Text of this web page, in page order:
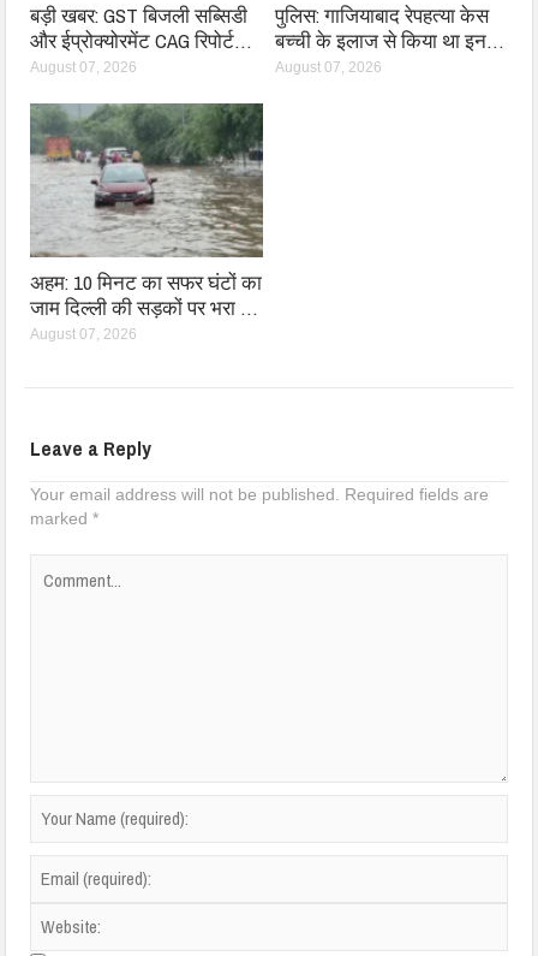
बड़ी खबर: GST बिजली सब्सिडी
और ईप्रोक्योरमेंट CAG रिपोर्ट…
August 07, 2026
पुलिस: गाजियाबाद रेपहत्या केस
बच्ची के इलाज से किया था इन…
August 07, 2026
अहम: 10 मिनट का सफर घंटों का
जाम दिल्ली की सड़कों पर भरा …
August 07, 2026
Leave a Reply
Your email address will not be published.
Required fields are
marked*